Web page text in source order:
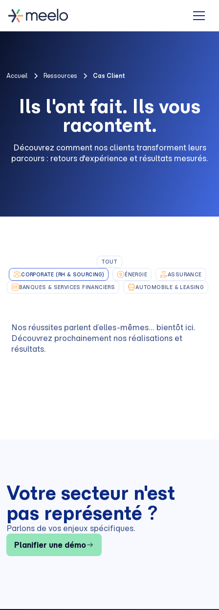
Accueil Ressources Cas Client
Ils l'ont fait. Ils vous
racontent.
Découvrez comment nos clients transforment leurs
parcours : retours d'expérience et résultats mesurés.
TOUT
CORPORATE (RH & SOURCING)
ÉNERGIE
ASSURANCE
BANQUES & SERVICES FINANCIERS
AUTOMOBILE & LEASING
Nos réussites parlent d’elles-mêmes… bientôt ici.
Découvrez prochainement nos réalisations et
résultats.
Votre secteur n'est
pas représenté ?
Parlons de vos enjeux spécifiques.
Planifier une démo